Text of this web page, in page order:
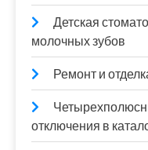
Детская
молочных зубов
Ремонт и
отключения в